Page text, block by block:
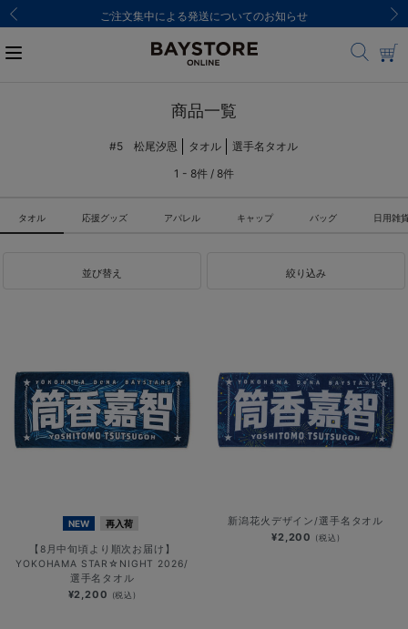
ご注文集中による発送についてのお知らせ
商品一覧
#5 松尾汐恩 タオル
選手名タオル
1 - 8件 / 8件
タオル 応援グッズ アパレル キャップ バッグ 日用雑
並び替え 絞り込み
NEW 再入荷
【8月中旬頃より順次お届け】
YOKOHAMA STAR☆NIGHT 2026/
選手名タオル
¥2,200 (税込)
新潟花火デザイン/選手名タオル
¥2,200 (税込)